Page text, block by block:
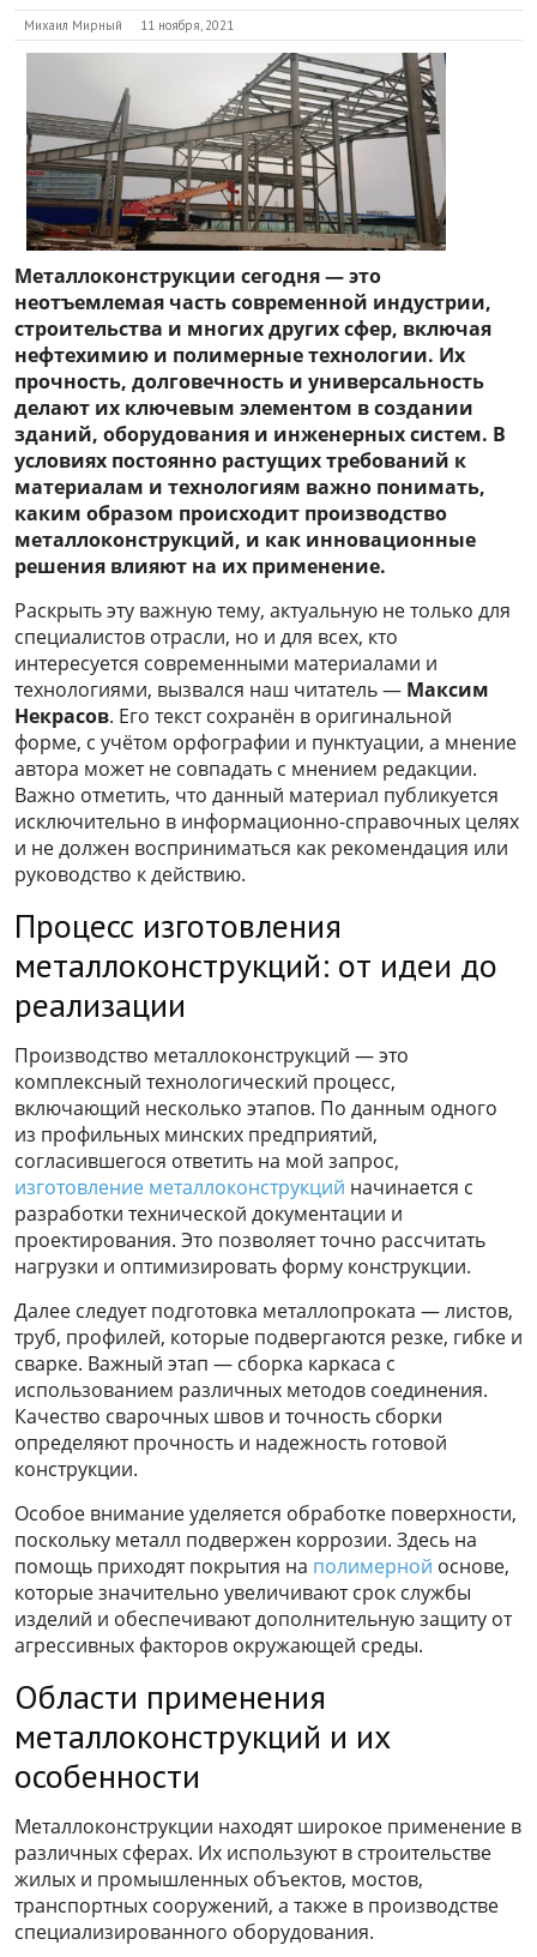
Михаил Мирный 11 ноября, 2021
Металлоконструкции сегодня — это
неотъемлемая часть современной индустрии,
строительства и многих других сфер, включая
нефтехимию и полимерные технологии. Их
прочность, долговечность и универсальность
делают их ключевым элементом в создании
зданий, оборудования и инженерных систем. В
условиях постоянно растущих требований к
материалам и технологиям важно понимать,
каким образом происходит производство
металлоконструкций, и как инновационные
решения влияют на их применение.
Раскрыть эту важную тему, актуальную не только для
специалистов отрасли, но и для всех, кто
интересуется современными материалами и
технологиями, вызвался наш читатель — Максим
Некрасов. Его текст сохранён в оригинальной
форме, с учётом орфографии и пунктуации, а мнение
автора может не совпадать с мнением редакции.
Важно отметить, что данный материал публикуется
исключительно в информационно-справочных целях
и не должен восприниматься как рекомендация или
руководство к действию.
Процесс изготовления
металлоконструкций: от идеи до
реализации
Производство металлоконструкций — это
комплексный технологический процесс,
включающий несколько этапов. По данным одного
из профильных минских предприятий,
согласившегося ответить на мой запрос,
изготовление металлоконструкций начинается с
разработки технической документации и
проектирования. Это позволяет точно рассчитать
нагрузки и оптимизировать форму конструкции.
Далее следует подготовка металлопроката — листов,
труб, профилей, которые подвергаются резке, гибке и
сварке. Важный этап — сборка каркаса с
использованием различных методов соединения.
Качество сварочных швов и точность сборки
определяют прочность и надежность готовой
конструкции.
Особое внимание уделяется обработке поверхности,
поскольку металл подвержен коррозии. Здесь на
помощь приходят покрытия на полимерной основе,
которые значительно увеличивают срок службы
изделий и обеспечивают дополнительную защиту от
агрессивных факторов окружающей среды.
Области применения
металлоконструкций и их
особенности
Металлоконструкции находят широкое применение в
различных сферах. Их используют в строительстве
жилых и промышленных объектов, мостов,
транспортных сооружений, а также в производстве
специализированного оборудования.